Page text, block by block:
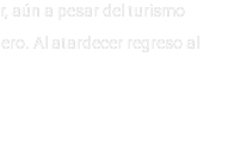
aún a pesar del turismo
Al atardecer regreso al